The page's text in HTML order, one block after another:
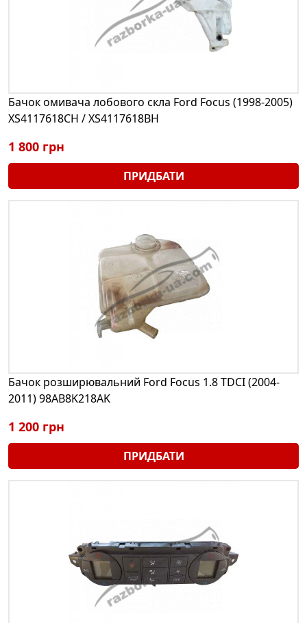
Бачок омивача лобового скла Ford Focus (1998-2005)
XS4117618CH / XS4117618BH
1 800 грн
ПРИДБАТИ
Бачок розширювальний Ford Focus 1.8 TDCI (2004-
2011) 98AB8K218AK
1 200 грн
ПРИДБАТИ